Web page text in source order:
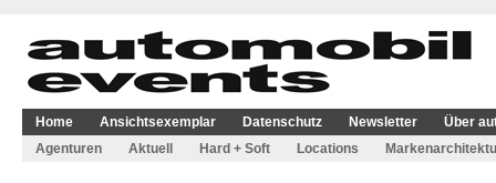
Home Ansichtsexemplar Datenschutz Newsletter
Über
Agenturen
Aktuell Hard + Soft Locations